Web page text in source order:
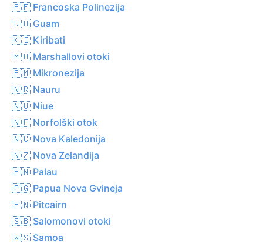
🇵🇫 Francoska Polinezija
🇬🇺 Guam
🇰🇮 Kiribati
🇲🇭 Marshallovi otoki
🇫🇲 Mikronezija
🇳🇷 Nauru
🇳🇺 Niue
🇳🇫 Norfolški otok
🇳🇨 Nova Kaledonija
🇳🇿 Nova Zelandija
🇵🇼 Palau
🇵🇬 Papua Nova Gvineja
🇵🇳 Pitcairn
🇸🇧 Salomonovi otoki
🇼🇸 Samoa